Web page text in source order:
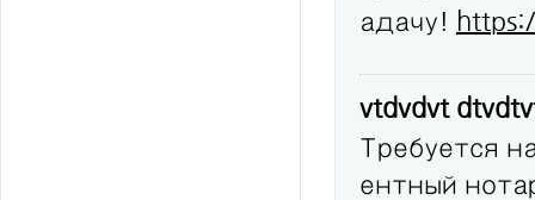
адачу!
vtdvdvt
Требуется
ентный